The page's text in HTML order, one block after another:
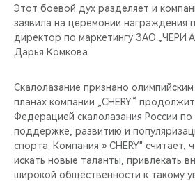
Этот боевой дух разделяет и
заявила на церемонии награждения
директор по маркетингу ЗАО
Дарья Комкова.
Скалолазание признано
планах компании „CHERY“
Федерацией скалолазания России по
поддержке, развитию и
спорта. Компания » CHERY" считает,
искать новые таланты, привлекать
широкой общественности к такому